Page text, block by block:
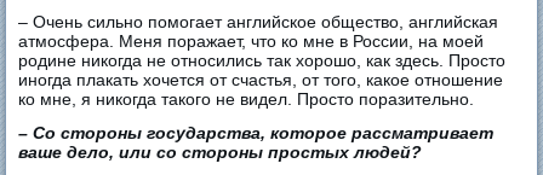
– Очень сильно помогает английское общество, английская
атмосфера. Меня поражает, что ко мне в России, на моей
родине никогда не относились так хорошо, как здесь. Просто
иногда плакать хочется от счастья, от того, какое отношение
ко мне, я никогда такого не видел. Просто поразительно.
– Со стороны государства, которое рассматривает
ваше дело, или со стороны простых людей?